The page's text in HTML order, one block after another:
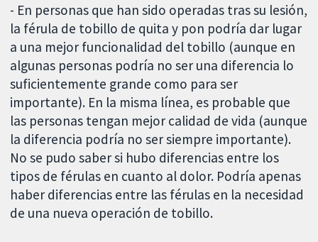
- En personas que han sido operadas tras su lesión,
la férula de tobillo de quita y pon podría dar lugar
a una mejor funcionalidad del tobillo (aunque en
algunas personas podría no ser una diferencia lo
suficientemente grande como para ser
importante). En la misma línea, es probable que
las personas tengan mejor calidad de vida (aunque
la diferencia podría no ser siempre importante).
No se pudo saber si hubo diferencias entre los
tipos de férulas en cuanto al dolor. Podría apenas
haber diferencias entre las férulas en la necesidad
de una nueva operación de tobillo.